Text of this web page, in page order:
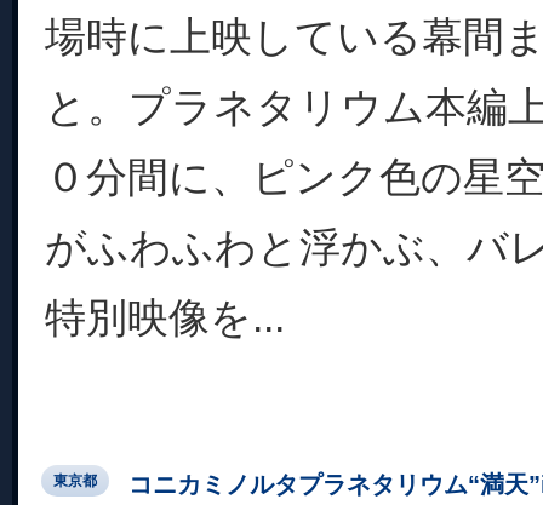
場時に上映している幕間
と。プラネタリウム本編
０分間に、ピンク色の星
がふわふわと浮かぶ、バ
特別映像を...
東京都 コニカミノルタプラネタリウム“満